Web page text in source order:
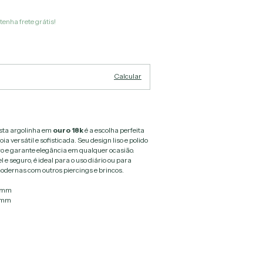
tenha frete grátis!
Calcular
argolinha em ouro 18ké a escolha perfeita
versátil e sofisticada. Seu design liso e polido
e garante elegância em qualquer ocasião.
e seguro, é ideal para o uso diário ou para
com outros piercings e brincos.